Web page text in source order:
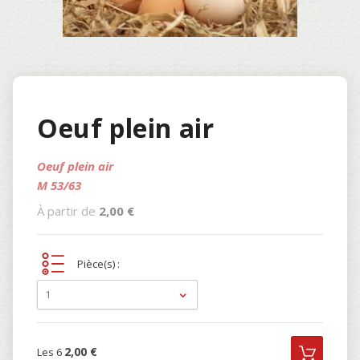
Oeuf plein air
Oeuf plein air
M 53/63
À partir de 2,00 €
Pièce(s) :
1
Les 6 2,00 €